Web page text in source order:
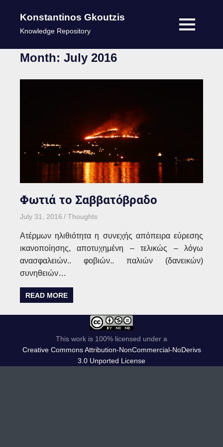
content
Konstantinos Gkoutzis
Knowledge Repository MENU
Month: July 2016
Φωτιά το Σαββατόβραδο
July 31, 2016 kgk
Thoughts
Ατέρμων ηλιθιότητα η συνεχής απόπειρα εύρεσης
ικανοποίησης, αποτυχημένη – τελικώς – λόγω
ανασφαλειών.. φοβιών.. παλιών (δανεικών)
συνηθειών…
READ MORE
This work is 100% licensed under a
Creative Commons Attribution-NonCommercial-NoDerivs
3.0 Unported License